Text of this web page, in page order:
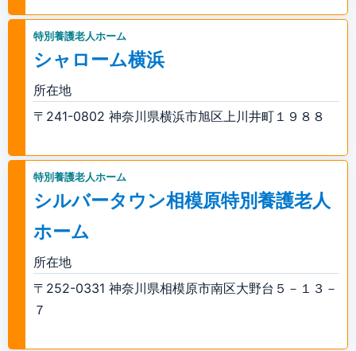
特別養護老人ホーム
シャローム横浜
所在地
〒241-0802 神奈川県横浜市旭区上川井町１９８８
特別養護老人ホーム
シルバータウン相模原特別養護老人
ホーム
所在地
〒252-0331 神奈川県相模原市南区大野台５－１３－
７